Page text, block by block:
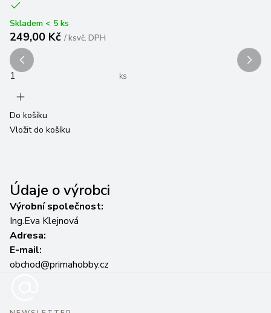
Skladem < 5 ks
249,00 Kč /ksvč. DPH
ks
Do košíku
Vložit do košíku
Údaje o výrobci
Výrobní společnost:
Ing.Eva Klejnová
Adresa:
E-mail:
obchod@primahobby.cz